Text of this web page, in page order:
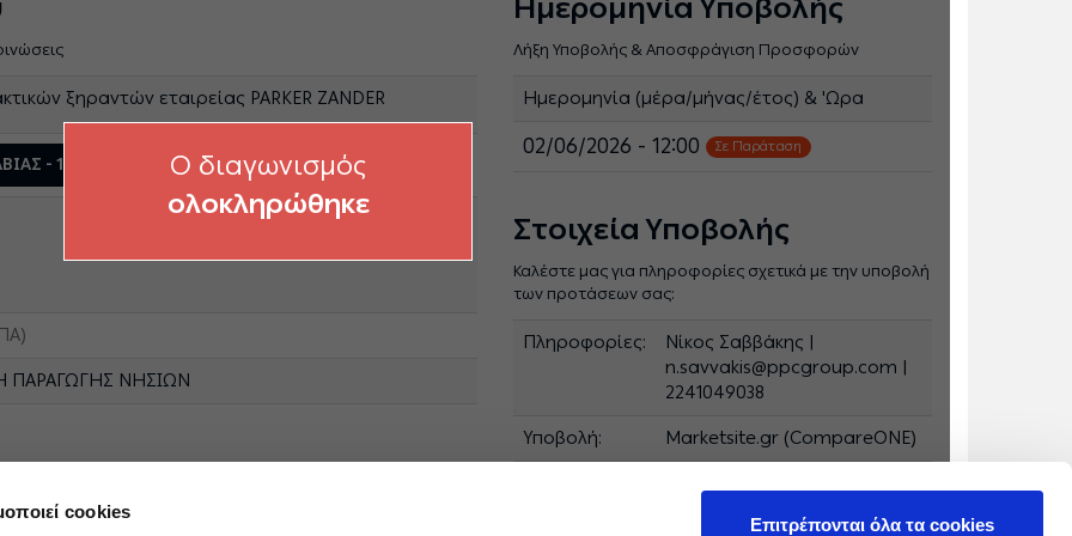
cookies
Επιτρέπονται όλα τα cookies
Ημερομηνία Υποβολής
Λήξη Υποβολής & Αποσφράγιση Προσφορών
Ημερομηνία (μέρα/μήνας/έτος) & 'Ωρα
02/06/2026 - 12:00 Σε Παράταση
Στοιχεία Υποβολής
Καλέστε μας για πληροφορίες σχετικά με την υποβολή
των προτάσεων σας:
Πληροφορίες:
Νίκος Σαββάκης |
n.savvakis@ppcgroup.com |
2241049038
Υποβολή: Marketsite.gr (CompareONE)
ξηραντών εταιρείας PARKER ZANDER
- 1200201866
ΠΑΡΑΓΩΓΗΣ ΝΗΣΙΩΝ
O διαγωνισμός
ολοκληρώθηκε